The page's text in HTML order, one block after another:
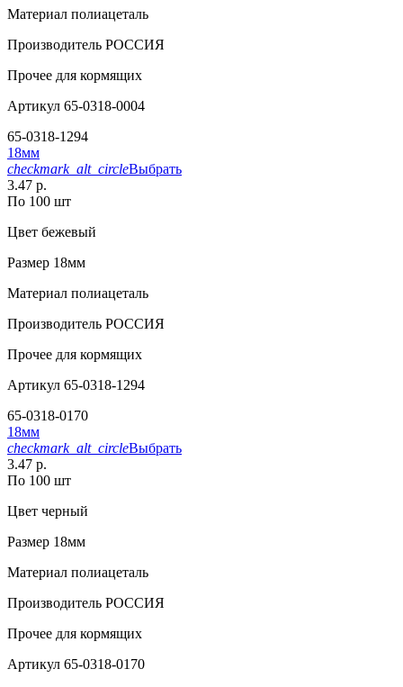
Материал полиацеталь
Производитель РОССИЯ
Прочее для кормящих
Артикул 65-0318-0004
65-0318-1294
18мм
checkmark_alt_circleВыбрать
3.47 р.
По 100 шт
Цвет бежевый
Размер 18мм
Материал полиацеталь
Производитель РОССИЯ
Прочее для кормящих
Артикул 65-0318-1294
65-0318-0170
18мм
checkmark_alt_circleВыбрать
3.47 р.
По 100 шт
Цвет черный
Размер 18мм
Материал полиацеталь
Производитель РОССИЯ
Прочее для кормящих
Артикул 65-0318-0170